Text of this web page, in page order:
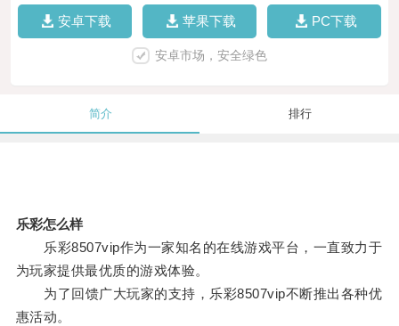
安卓下载 苹果下载 PC下载
安卓市场，安全绿色
简介 排行
乐彩怎么样
乐彩8507vip作为一家知名的在线游戏平台，一直致力于
为玩家提供最优质的游戏体验。
为了回馈广大玩家的支持，乐彩8507vip不断推出各种优
惠活动。